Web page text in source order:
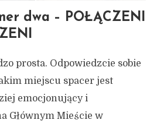
dwa – POŁĄCZENI
prosta. Odpowiedzcie sobie
miejscu spacer jest
emocjonujący i
Głównym Mieście w